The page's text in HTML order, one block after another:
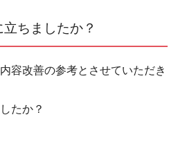
ちましたか？
容改善の参考とさせていただき
たか？